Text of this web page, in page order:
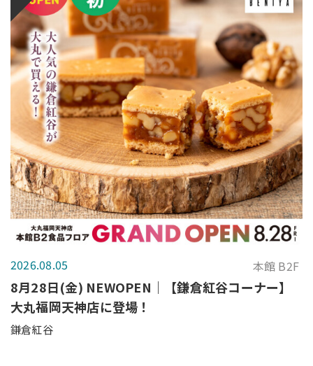
2026.08.05 本館 B2F
8月28日(金) NEWOPEN｜【鎌倉紅谷コーナー】
大丸福岡天神店に登場！
鎌倉紅谷